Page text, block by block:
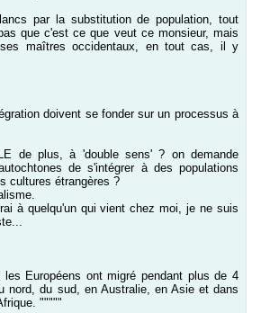
par la substitution de population, tout
que c'est ce que veut ce monsieur, mais
maîtres occidentaux, en tout cas, il y
doivent se fonder sur un processus à
de plus, à 'double sens' ? on demande
de s'intégrer à des populations
cultures étrangères ?
à quelqu'un qui vient chez moi, je ne suis
Européens ont migré pendant plus de 4
nord, du sud, en Australie, en Asie et dans
"""""